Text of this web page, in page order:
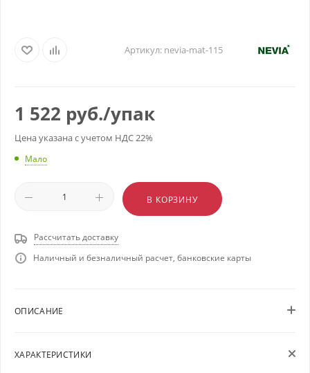
Артикул: nevia-mat-115
1 522 руб./упак
Цена указана с учетом НДС 22%
Мало
В КОРЗИНУ
Рассчитать доставку
Наличный и безналичный расчет, банковские карты
ОПИСАНИЕ
ХАРАКТЕРИСТИКИ